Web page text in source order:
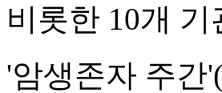
비롯한 10개
'암생존자 주간